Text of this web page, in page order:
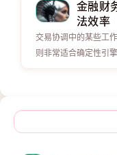
金融财
法效率
交易协调中的某些工
则非常适合确定性引